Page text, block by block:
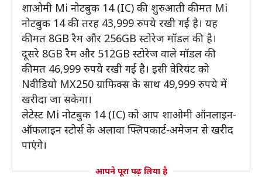
शाओमी Mi नोटबुक 14 (IC) की शुरुआती कीमत Mi
नोटबुक 14 की तरह 43,999 रुपये रखी गई है। यह
कीमत 8GB रैम और 256GB स्टोरेज मॉडल की है।
दूसरे 8GB रैम और 512GB स्टोरेज वाले मॉडल की
कीमत 46,999 रुपये रखी गई है। इसी वेरियंट को
Nवीडियो MX250 ग्राफिक्स के साथ 49,999 रुपये में
खरीदा जा सकेगा।
लेटेस्ट Mi नोटबुक 14 (IC) को आप शाओमी ऑनलाइन-
ऑफलाइन स्टोर्स के अलावा फ्लिपकार्ट-अमेजन से खरीद
पाएंगे।
आपने पूरा पढ़ लिया है